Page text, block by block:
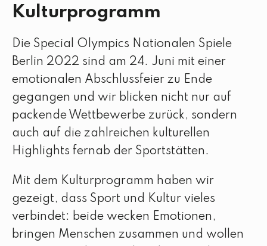
Kulturprogramm
Die Special Olympics Nationalen Spiele
Berlin 2022 sind am 24. Juni mit einer
emotionalen Abschlussfeier zu Ende
gegangen und wir blicken nicht nur auf
packende Wettbewerbe zurück, sondern
auch auf die zahlreichen kulturellen
Highlights fernab der Sportstätten.
Mit dem Kulturprogramm haben wir
gezeigt, dass Sport und Kultur vieles
verbindet: beide wecken Emotionen,
bringen Menschen zusammen und wollen